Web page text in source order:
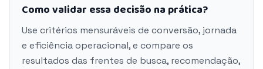
Como validar essa decisão na prática?
Use critérios mensuráveis de conversão, jornada
e eficiência operacional, e compare os
resultados das frentes de busca, recomendação,